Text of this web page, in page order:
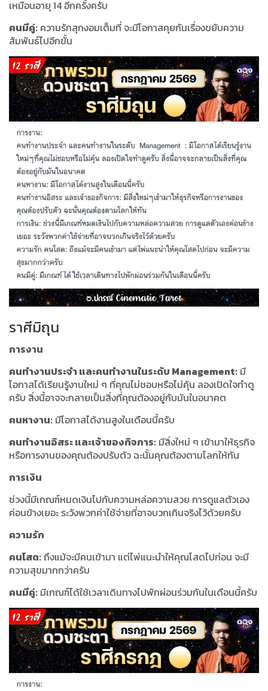
เหมือนอายุ 14 อีกครั้งครับ
คนมีคู่: ความรักสุกงอมเต็มที่ จะมีโอกาสคุยกันเรื่องขยับความ
สัมพันธ์ไปอีกขั้น
ราศีมิถุน
การงาน
คนทำงานประจำ และคนทำงานในระดับ Management: มี
โอกาสได้เรียนรู้งานใหม่ ๆ ที่คุณไม่ชอบหรือไม่คุ้น ลองเปิดใจทำดู
ครับ สิ่งนี้อาจจะกลายเป็นสิ่งที่คุณต้องอยู่กับมันในอนาคต
คนหางาน: มีโอกาสได้งานสูงในเดือนนี้ครับ
คนทำงานอิสระ และเจ้าของกิจการ: มีสิ่งใหม่ ๆ เข้ามาให้ธุรกิจ
หรือการงานของคุณต้องปรับตัว ฉะนั้นคุณต้องตามโลกให้ทัน
การเงิน
ช่วงนี้มีเกณฑ์หมดเงินไปกับความหล่อความสวย การดูแลตัวเอง
ค่อนข้างเยอะ ระวังพวกค่าใช้จ่ายที่อาจบวกเกินจริงไว้ด้วยครับ
ความรัก
คนโสด:ถึงแม้จะมีคนเข้ามา แต่ไพ่แนะนำให้คุณโสดไปก่อน จะมี
ความสุขมากกว่าครับ
คนมีคู่: มีเกณฑ์ได้ใช้เวลาเดินทางไปพักผ่อนร่วมกันในเดือนนี้ครับ